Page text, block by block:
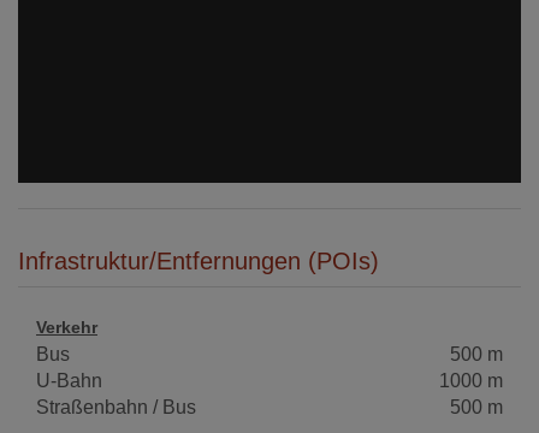
Infrastruktur/Entfernungen (POIs)
Verkehr
Bus
500 m
U-Bahn
1000 m
Straßenbahn / Bus
500 m